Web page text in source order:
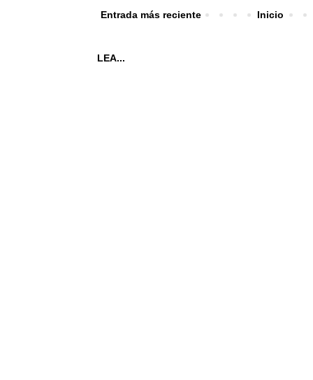
Entrada más reciente Inicio
LEA...